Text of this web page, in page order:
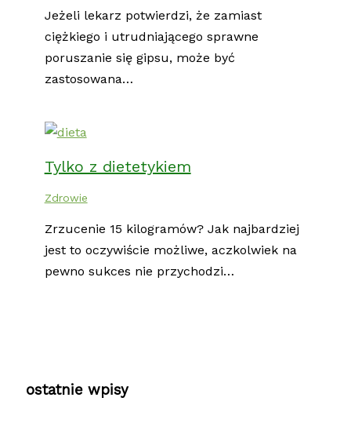
Jeżeli lekarz potwierdzi, że zamiast
ciężkiego i utrudniającego sprawne
poruszanie się gipsu, może być
zastosowana…
Tylko z dietetykiem
Zdrowie
Zrzucenie 15 kilogramów? Jak najbardziej
jest to oczywiście możliwe, aczkolwiek na
pewno sukces nie przychodzi…
ostatnie wpisy